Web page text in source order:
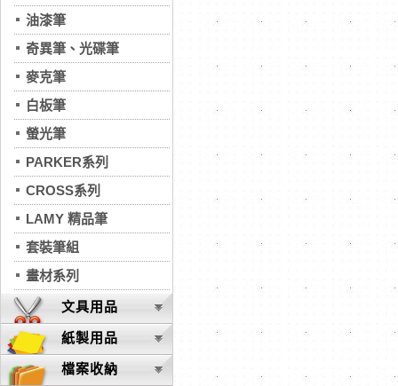
油漆筆
奇異筆、光碟筆
麥克筆
白板筆
螢光筆
PARKER系列
CROSS系列
LAMY 精品筆
套裝筆組
畫材系列
文具用品
紙製用品
檔案收納